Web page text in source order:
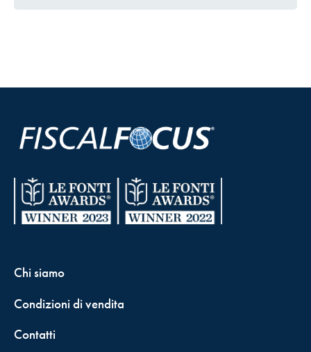
Chi siamo
Condizioni di vendita
Contatti